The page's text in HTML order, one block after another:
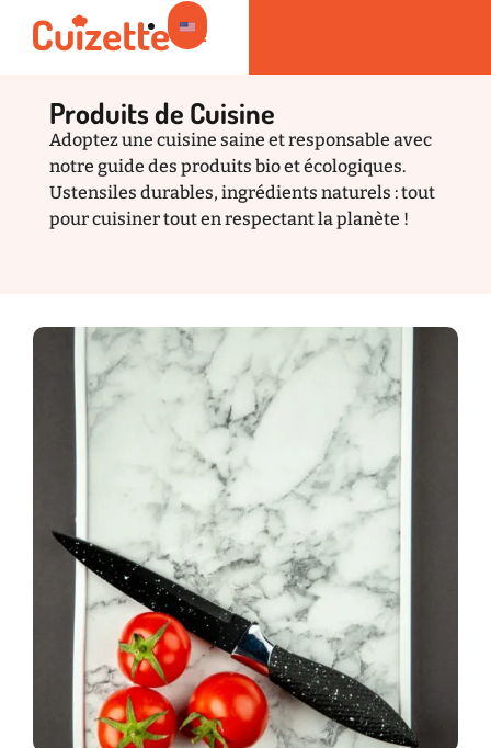
Produits de Cuisine
Adoptez une cuisine saine et responsable avec
notre guide des produits bio et écologiques.
Ustensiles durables, ingrédients naturels : tout
pour cuisiner tout en respectant la planète !